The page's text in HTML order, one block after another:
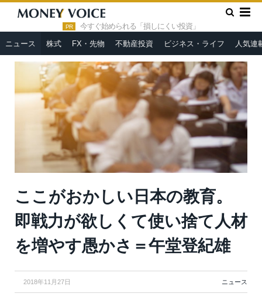
PR 今すぐ始められる「損しにくい投資」
ニュース 株式 FX・先物 不動産投資 ビジネス・ライフ 人気連
HOME » ニュース »
ここがおかしい日本の教育。即戦力が欲し
くて使い捨て人材を増やす愚かさ＝午堂登紀雄
ここがおかしい日本の教育。
即戦力が欲しくて使い捨て人材
を増やす愚かさ＝午堂登紀雄
2018年11月27日 ニュース